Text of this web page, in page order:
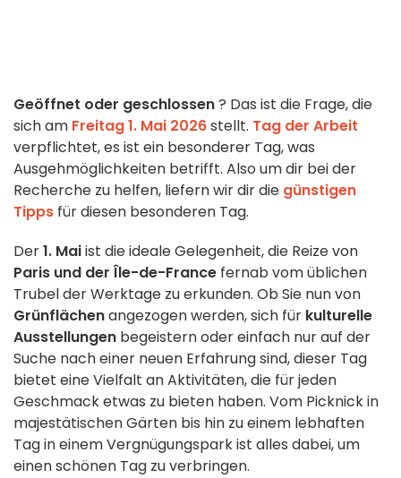
Geöffnet oder geschlossen? Das ist die Frage, die
sich am Freitag 1. Mai 2026stellt. Tag der Arbeit
verpflichtet, es ist ein besonderer Tag, was
Ausgehmöglichkeiten betrifft. Also um dir bei der
Recherche zu helfen, liefern wir dir die günstigen
Tipps für diesen besonderen Tag.
Der1. Maiist die ideale Gelegenheit, die Reize von
Paris und der Île-de-France fernab vom üblichen
Trubel der Werktage zu erkunden. Ob Sie nun von
Grünflächenangezogen werden, sich für kulturelle
Ausstellungen begeistern oder einfach nur auf der
Suche nach einer neuen Erfahrung sind, dieser Tag
bietet eine Vielfalt an Aktivitäten, die für jeden
Geschmack etwas zu bieten haben. Vom Picknick in
majestätischen Gärten bis hin zu einem lebhaften
Tag in einem Vergnügungspark ist alles dabei, um
einen schönen Tag zu verbringen.